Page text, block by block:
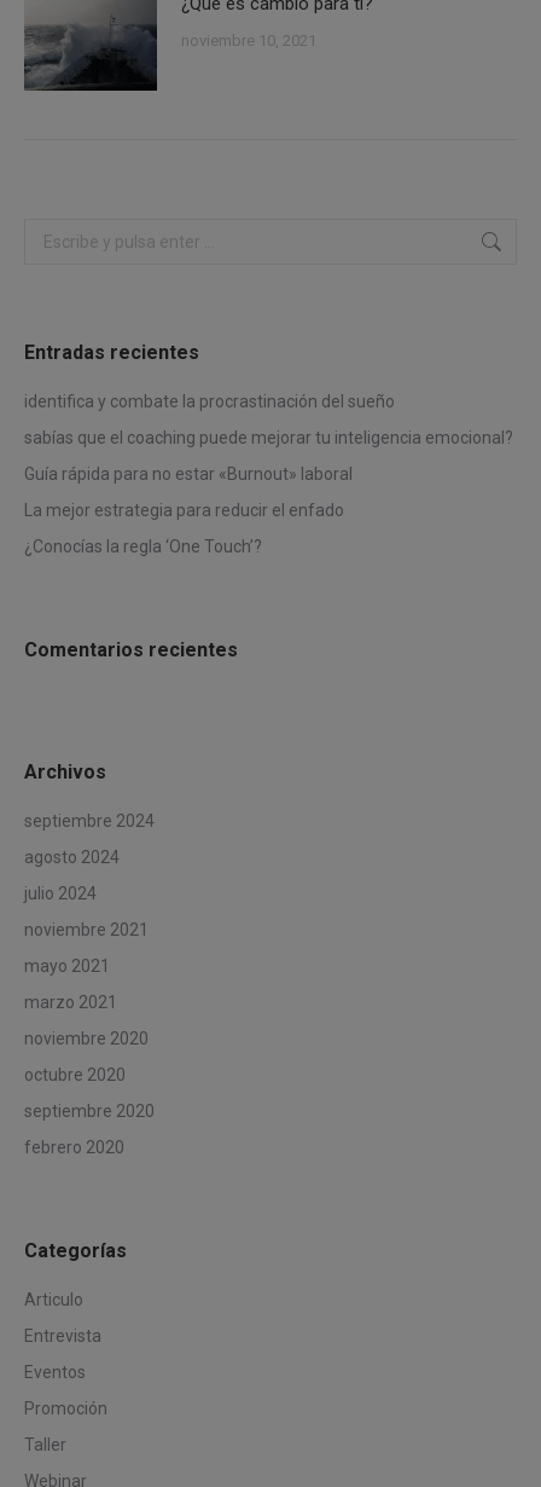
noviembre 10, 2021
Buscar:
Entradas recientes
identifica y combate la procrastinación del sueño
sabías que el coaching puede mejorar tu inteligencia emocional?
Guía rápida para no estar «Burnout» laboral
La mejor estrategia para reducir el enfado
¿Conocías la regla ‘One Touch’?
Comentarios recientes
Archivos
septiembre 2024
agosto 2024
julio 2024
noviembre 2021
mayo 2021
marzo 2021
noviembre 2020
octubre 2020
septiembre 2020
febrero 2020
Categorías
Articulo
Entrevista
Eventos
Promoción
Taller
Webinar